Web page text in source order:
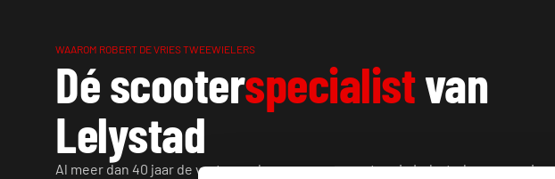
WAAROM ROBERT DE VRIES TWEEWIELERS
Dé scooterspecialistvan
Lelystad
Al meer dan 40 jaar de vertrouwde naam voor scooters in Lelystad en omgeving.